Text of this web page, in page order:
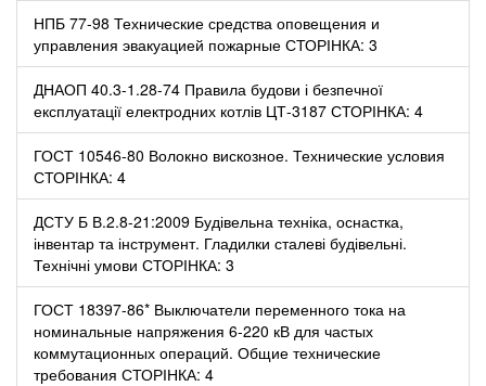
НПБ 77-98 Технические средства оповещения и
управления эвакуацией пожарные СТОРІНКА: 3
ДНАОП 40.3-1.28-74 Правила будови і безпечної
експлуатації електродних котлів ЦТ-3187 СТОРІНКА: 4
ГОСТ 10546-80 Волокно вискозное. Технические условия
СТОРІНКА: 4
ДСТУ Б В.2.8-21:2009 Будівельна техніка, оснастка,
інвентар та інструмент. Гладилки сталеві будівельні.
Технічні умови СТОРІНКА: 3
ГОСТ 18397-86* Выключатели переменного тока на
номинальные напряжения 6-220 кВ для частых
коммутационных операций. Общие технические
требования СТОРІНКА: 4